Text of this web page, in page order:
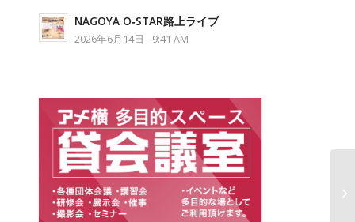
NAGOYA O‐STAR路上ライブ
2026年6月14日 - 9:41 AM